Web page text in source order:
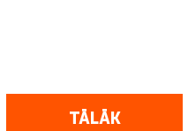
TĀLĀK